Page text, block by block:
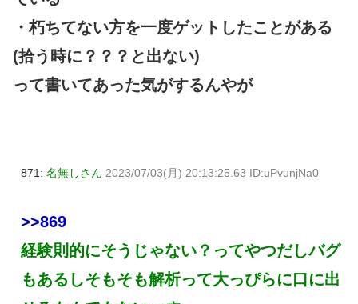
・朽ちてない方を一度ゲットしたことがある
(拾う時に？？？と出ない)
って書いてあった気がするんやが
871: 名無しさん 2023/07/03(月) 20:13:25.63 ID:uPvunjNa0
>>869
経験則的にそうじゃない？ってやつだしバグ
もあるしそもそも解析って大っぴらに口に出